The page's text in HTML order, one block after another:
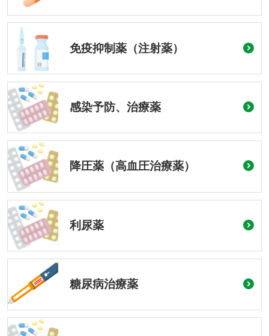
免疫抑制薬（注射薬）
感染予防、治療薬
降圧薬（高血圧治療薬）
利尿薬
糖尿病治療薬